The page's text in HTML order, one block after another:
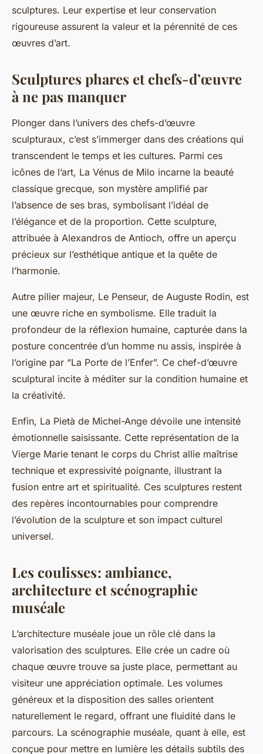
sculptures. Leur expertise et leur conservation
rigoureuse assurent la valeur et la pérennité de ces
œuvres d’art.
Sculptures phares et chefs-d’œuvre
à ne pas manquer
Plonger dans l’univers des chefs-d’œuvre
sculpturaux, c’est s’immerger dans des créations qui
transcendent le temps et les cultures. Parmi ces
icônes de l’art, La Vénus de Milo incarne la beauté
classique grecque, son mystère amplifié par
l’absence de ses bras, symbolisant l’idéal de
l’élégance et de la proportion. Cette sculpture,
attribuée à Alexandros de Antioch, offre un aperçu
précieux sur l’esthétique antique et la quête de
l’harmonie.
Autre pilier majeur, Le Penseur, de Auguste Rodin, est
une œuvre riche en symbolisme. Elle traduit la
profondeur de la réflexion humaine, capturée dans la
posture concentrée d’un homme nu assis, inspirée à
l’origine par “La Porte de l’Enfer”. Ce chef-d’œuvre
sculptural incite à méditer sur la condition humaine et
la créativité.
Enfin, La Pietà de Michel-Ange dévoile une intensité
émotionnelle saisissante. Cette représentation de la
Vierge Marie tenant le corps du Christ allie maîtrise
technique et expressivité poignante, illustrant la
fusion entre art et spiritualité. Ces sculptures restent
des repères incontournables pour comprendre
l’évolution de la sculpture et son impact culturel
universel.
Les coulisses : ambiance,
architecture et scénographie
muséale
L’architecture muséale joue un rôle clé dans la
valorisation des sculptures. Elle crée un cadre où
chaque œuvre trouve sa juste place, permettant au
visiteur une appréciation optimale. Les volumes
généreux et la disposition des salles orientent
naturellement le regard, offrant une fluidité dans le
parcours. La scénographie muséale, quant à elle, est
conçue pour mettre en lumière les détails subtils des